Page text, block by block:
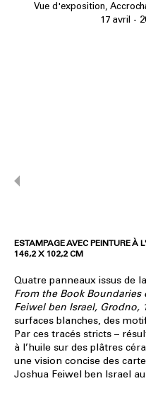
Vue d'exposition,
17 avril -
ESTAMPAGE AVEC PEINTURE À
146,2 X 102,2 CM
Quatre panneaux issus de
From the Book
Feiwel ben Israel, Grodno,
surfaces blanches, des
Par ces tracés stricts –
à l’huile sur des plâtres
une vision concise des
Joshua Feiwel ben Israel